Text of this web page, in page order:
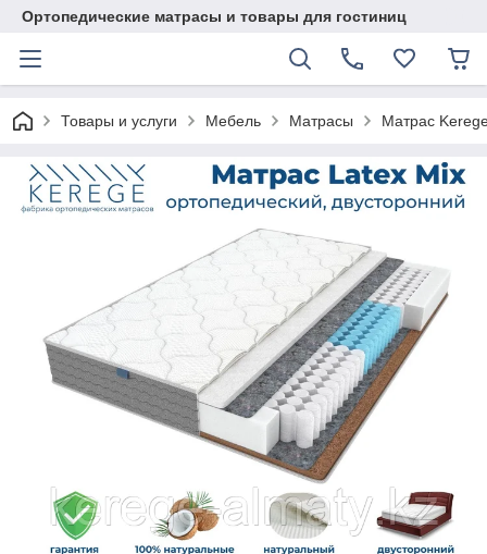
Ортопедические матрасы и товары для гостиниц
Товары и услуги Мебель Матрасы Матрас